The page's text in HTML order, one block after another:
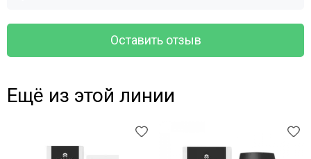
Оставить отзыв
Ещё из этой линии